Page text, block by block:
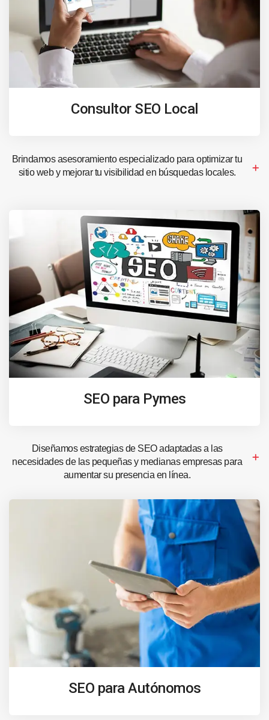
Consultor SEO Local
Brindamos asesoramiento especializado para optimizar tu
sitio web y mejorar tu visibilidad en búsquedas locales.
SEO para Pymes
Diseñamos estrategias de SEO adaptadas a las
necesidades de las pequeñas y medianas empresas para
aumentar su presencia en línea.
SEO para Autónomos